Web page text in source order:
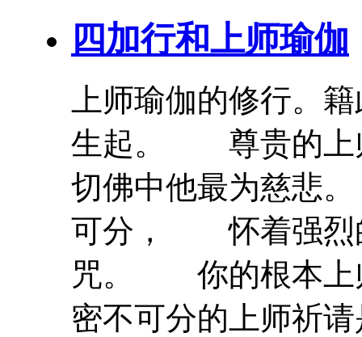
四加行和上师瑜伽
上 师瑜伽的修行。
生起。 尊贵的 上
切佛中他最为慈
可分， 怀着强烈
咒。 你的根本 上
密不可分的 上 师祈请